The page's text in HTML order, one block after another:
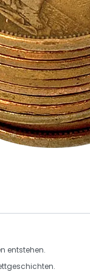
entstehen.
.